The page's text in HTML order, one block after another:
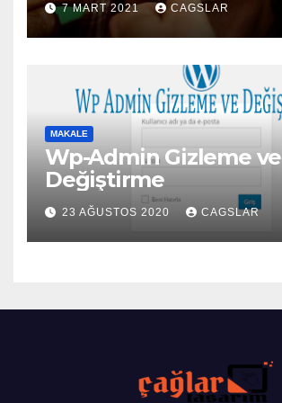
7 MART 2021 CAGSLAR
MAKALE
Wp-Admin Gizleme ve
Değiştirme
23 AĞUSTOS 2020 CAGSLAR